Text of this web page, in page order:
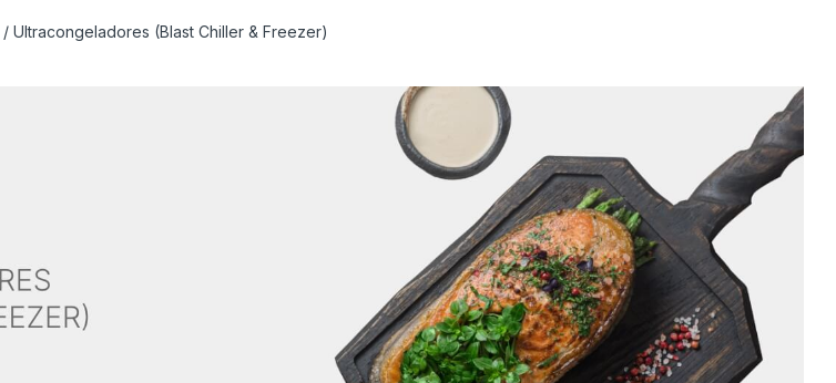
/ Ultracongeladores (Blast Chiller & Freezer)